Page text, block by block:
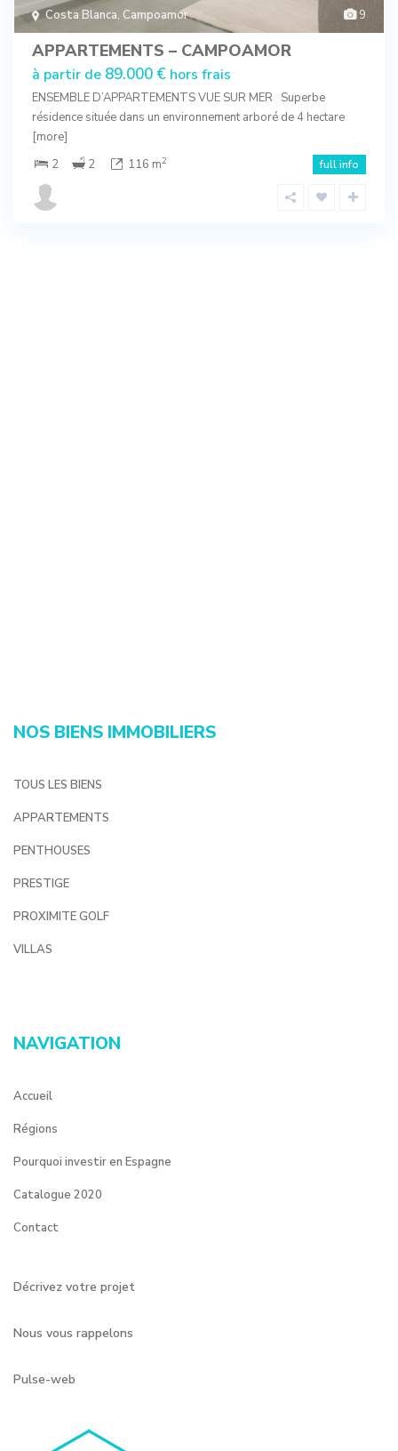
9
Costa Blanca, Campoamor
APPARTEMENTS – CAMPOAMOR
à partir de 89.000 € hors frais
ENSEMBLE D’APPARTEMENTS VUE SUR MER Superbe
résidence située dans un environnement arboré de 4 hectare
[more]
2
2 116 m2 full info
NOS BIENS IMMOBILIERS
TOUS LES BIENS
APPARTEMENTS
PENTHOUSES
PRESTIGE
PROXIMITE GOLF
VILLAS
NAVIGATION
Accueil
Régions
Pourquoi investir en Espagne
Catalogue 2020
Contact
Décrivez votre projet
Nous vous rappelons
Pulse-web